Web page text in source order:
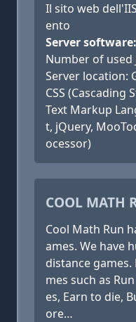
Il sito web
ento
Server
Number of used
Server location:
CSS (Cascading
Text Markup
t, jQuery,
ocessor)
COOL MATH
Cool Math Run
ames. We have
distance
mes such as
es, Earn to die,
ore…